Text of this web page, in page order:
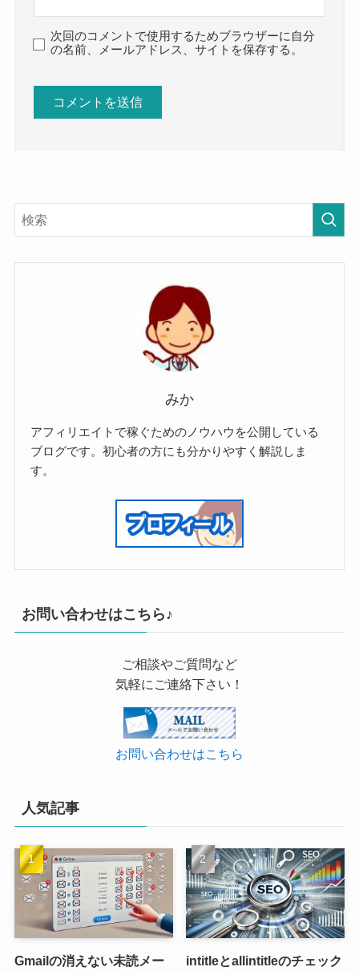
次回のコメントで使用するためブラウザーに自分
の名前、メールアドレス、サイトを保存する。
みか
アフィリエイトで稼ぐためのノウハウを公開している
ブログです。初心者の方にも分かりやすく解説しま
す。
お問い合わせはこちら♪
ご相談やご質問など
気軽にご連絡下さい！
お問い合わせはこちら
人気記事
Gmailの消えない未読メー
intitleとallintitleのチェック